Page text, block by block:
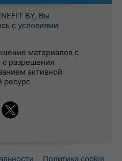
BY, Вы
с условиями
материалов с
с разрешения
активной
ресурс
Политика cookie